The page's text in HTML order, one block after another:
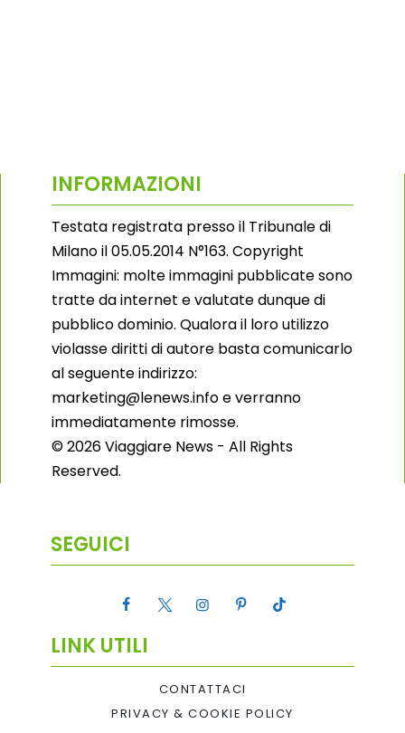
INFORMAZIONI
Testata registrata presso il Tribunale di
Milano il 05.05.2014 N°163. Copyright
Immagini: molte immagini pubblicate sono
tratte da internet e valutate dunque di
pubblico dominio. Qualora il loro utilizzo
violasse diritti di autore basta comunicarlo
al seguente indirizzo:
marketing@lenews.info e verranno
immediatamente rimosse.
© 2026 Viaggiare News - All Rights
Reserved.
SEGUICI
LINK UTILI
CONTATTACI
PRIVACY & COOKIE POLICY